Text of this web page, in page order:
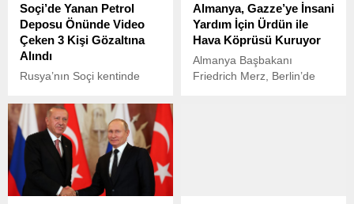
Soçi’de Yanan Petrol
Deposu Önünde Video
Çeken 3 Kişi Gözaltına
Alındı
Rusya’nın Soçi kentinde
çıkan petrol deposu yangını
sırasında olay yerinde video
çeken üç genç, polis
tarafından gözaltına alındı.
Almanya, Gazze’ye İnsani
Yardım İçin Ürdün ile
Hava Köprüsü Kuruyor
Almanya Başbakanı
Friedrich Merz, Berlin’de